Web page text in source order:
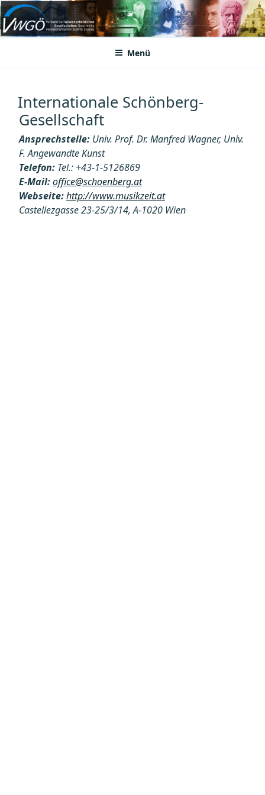
Zum
Inhalt
springenVWGÖ
Federation of Austrian Scientific Societies
Menü
Internationale Schönberg-
Gesellschaft
Ansprechstelle: Univ. Prof. Dr. Manfred Wagner, Univ.
F. Angewandte Kunst
Telefon: Tel.: +43-1-5126869
E-Mail:office@schoenberg.at
Webseite:http://www.musikzeit.at
Castellezgasse 23-25/3/14, A-1020 Wien